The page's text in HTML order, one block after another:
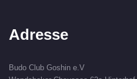
Adresse
Budo Club Goshin e.V